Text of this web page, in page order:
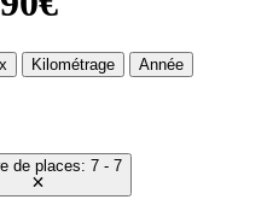
Kilométrage
Année
de places: 7 - 7